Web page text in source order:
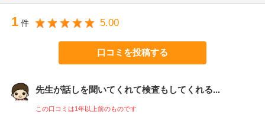
1 件 5.00
口コミを投稿する
先生が話しを聞いてくれて検査もしてくれる...
この口コミは1年以上前のものです